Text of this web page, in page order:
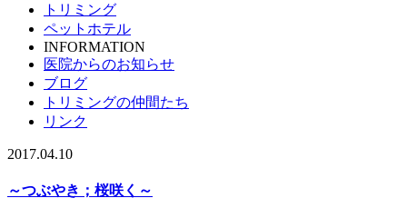
トリミング
ペットホテル
INFORMATION
医院からのお知らせ
ブログ
トリミングの仲間たち
リンク
2017.04.10
～つぶやき；桜咲く～